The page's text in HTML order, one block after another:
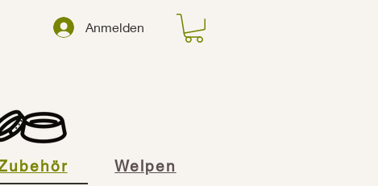
Anmelden
Welpen